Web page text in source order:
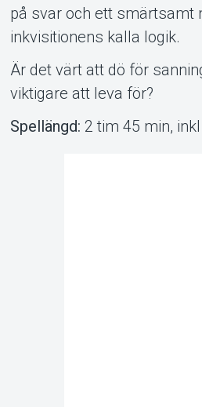
på svar och ett smärtsamt
inkvisitionens kalla logik.
Är det värt att dö för
viktigare att leva för?
Spellängd: 2 tim 45 min,